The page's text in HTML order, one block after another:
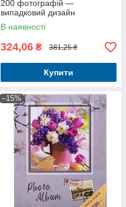
200 фотографій —
випадковий дизайн
В наявності
324,06 ₴ 381,25 ₴
Купити
–15%